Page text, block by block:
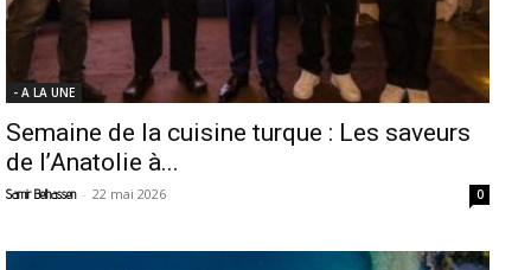
- A LA UNE
Semaine de la cuisine turque : Les saveurs
de l’Anatolie à...
Samir Belhassen - 22 mai 2026 0